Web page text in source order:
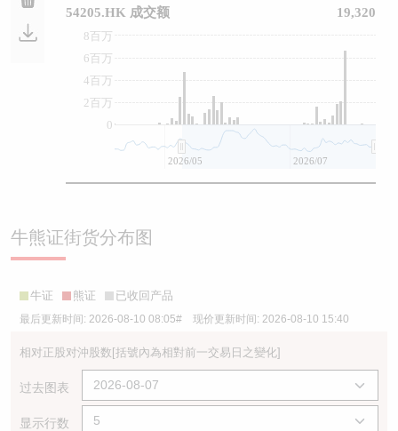
0
2百万
4百万
6百万
8百万
2026/05 2026/07
54205.HK 成交额 19,320
牛熊证街货分布图
牛证 熊证 已收回产品
最后更新时间: 2026-08-10 08:05# 现价更新时间: 2026-08-10 15:40
相对正股对沖股数[括號內為相對前一交易日之變化]
过去图表
显示行数